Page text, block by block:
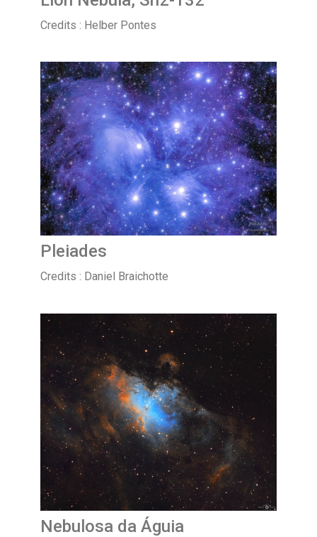
Credits : Helber Pontes
Pleiades
Credits : Daniel Braichotte
Nebulosa da Águia